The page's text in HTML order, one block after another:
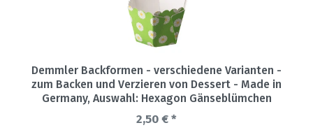
Demmler Backformen - verschiedene Varianten -
zum Backen und Verzieren von Dessert - Made in
Germany, Auswahl: Hexagon Gänseblümchen
2,50 € *